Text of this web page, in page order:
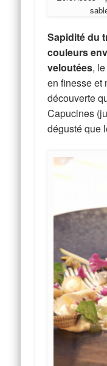
Sapidité du
couleurs
veloutées,
en finesse et
découverte
Capucines
dégusté que